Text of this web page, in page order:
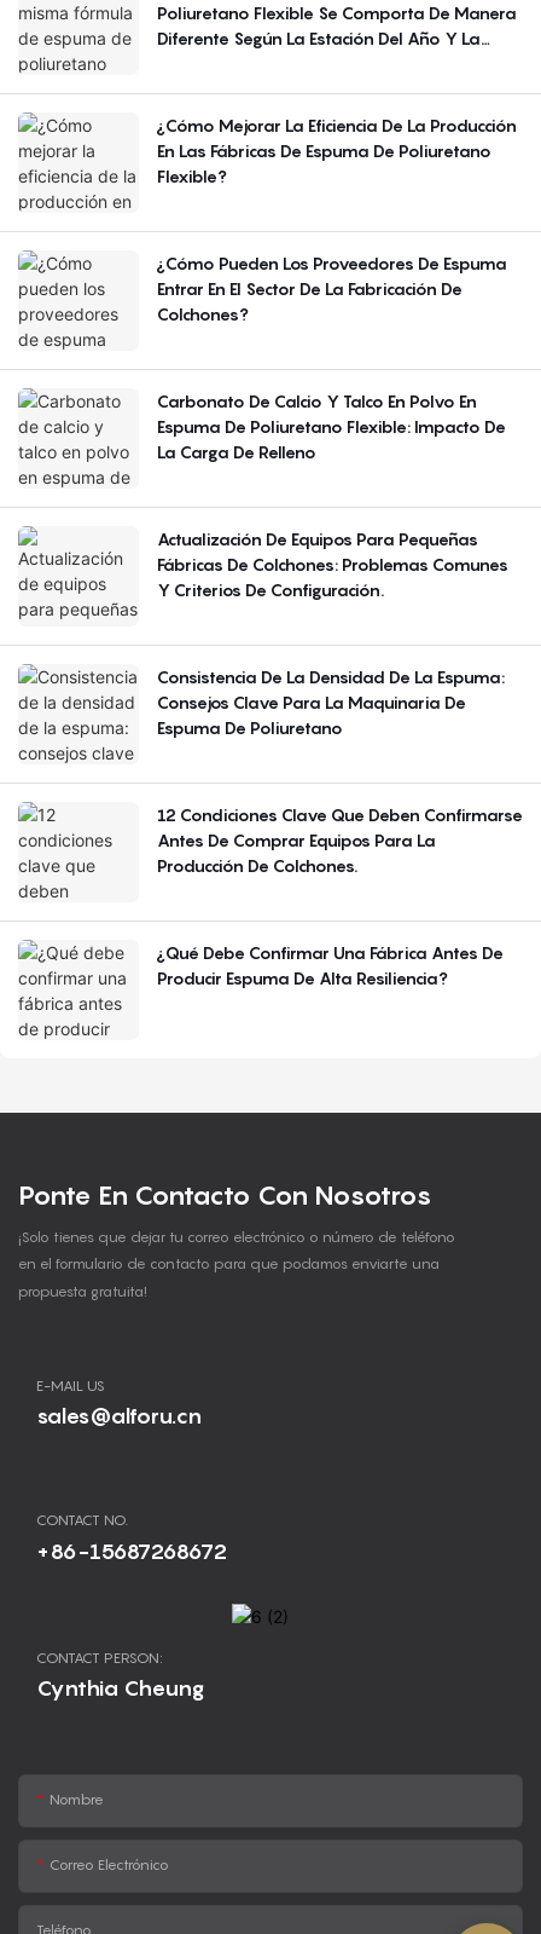
Poliuretano Flexible Se Comporta De Manera
Diferente Según La Estación Del Año Y La
¿Cómo Mejorar La Eficiencia De La Producción
En Las Fábricas De Espuma De Poliuretano
Flexible?
¿Cómo Pueden Los Proveedores De Espuma
Entrar En El Sector De La Fabricación De
Colchones?
Carbonato De Calcio Y Talco En Polvo En
Espuma De Poliuretano Flexible: Impacto De
La Carga De Relleno
Actualización De Equipos Para Pequeñas
Fábricas De Colchones: Problemas Comunes
Y Criterios De Configuración.
Consistencia De La Densidad De La Espuma:
Consejos Clave Para La Maquinaria De
Espuma De Poliuretano
12 Condiciones Clave Que Deben Confirmarse
Antes De Comprar Equipos Para La
Producción De Colchones.
¿Qué Debe Confirmar Una Fábrica Antes De
Producir Espuma De Alta Resiliencia?
Ponte En Contacto Con Nosotros
¡Solo tienes que dejar tu correo electrónico o número de teléfono
en el formulario de contacto para que podamos enviarte una
propuesta gratuita!
E-MAIL US
sales@alforu.cn
CONTACT NO.
+86-15687268672
CONTACT PERSON:
Cynthia Cheung
Nombre
Correo Electrónico
Teléfono